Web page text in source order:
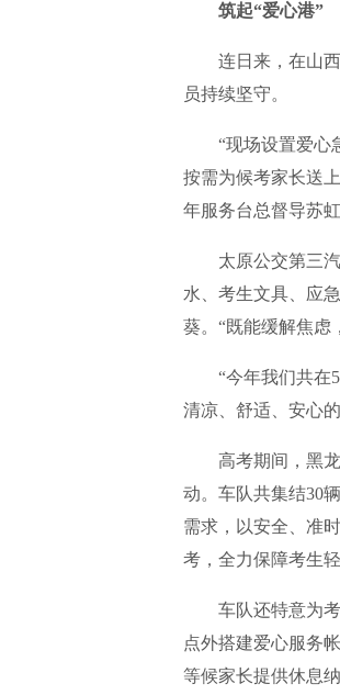
筑起“爱心港”
连日来，在山西
员持续坚守。
“现场设置爱心急
按需为候考家长送
年服务台总督导苏虹
太原公交第三汽
水、考生文具、应
葵。“既能缓解焦虑
“今年我们共在5
清凉、舒适、安心
高考期间，黑龙
动。车队共集结30
需求，以安全、准
考，全力保障考生
车队还特意为考
点外搭建爱心服务
等候家长提供休息